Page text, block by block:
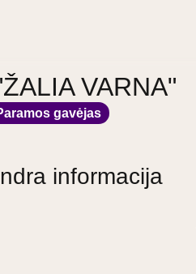
VARNA"
gavėjas
informacija